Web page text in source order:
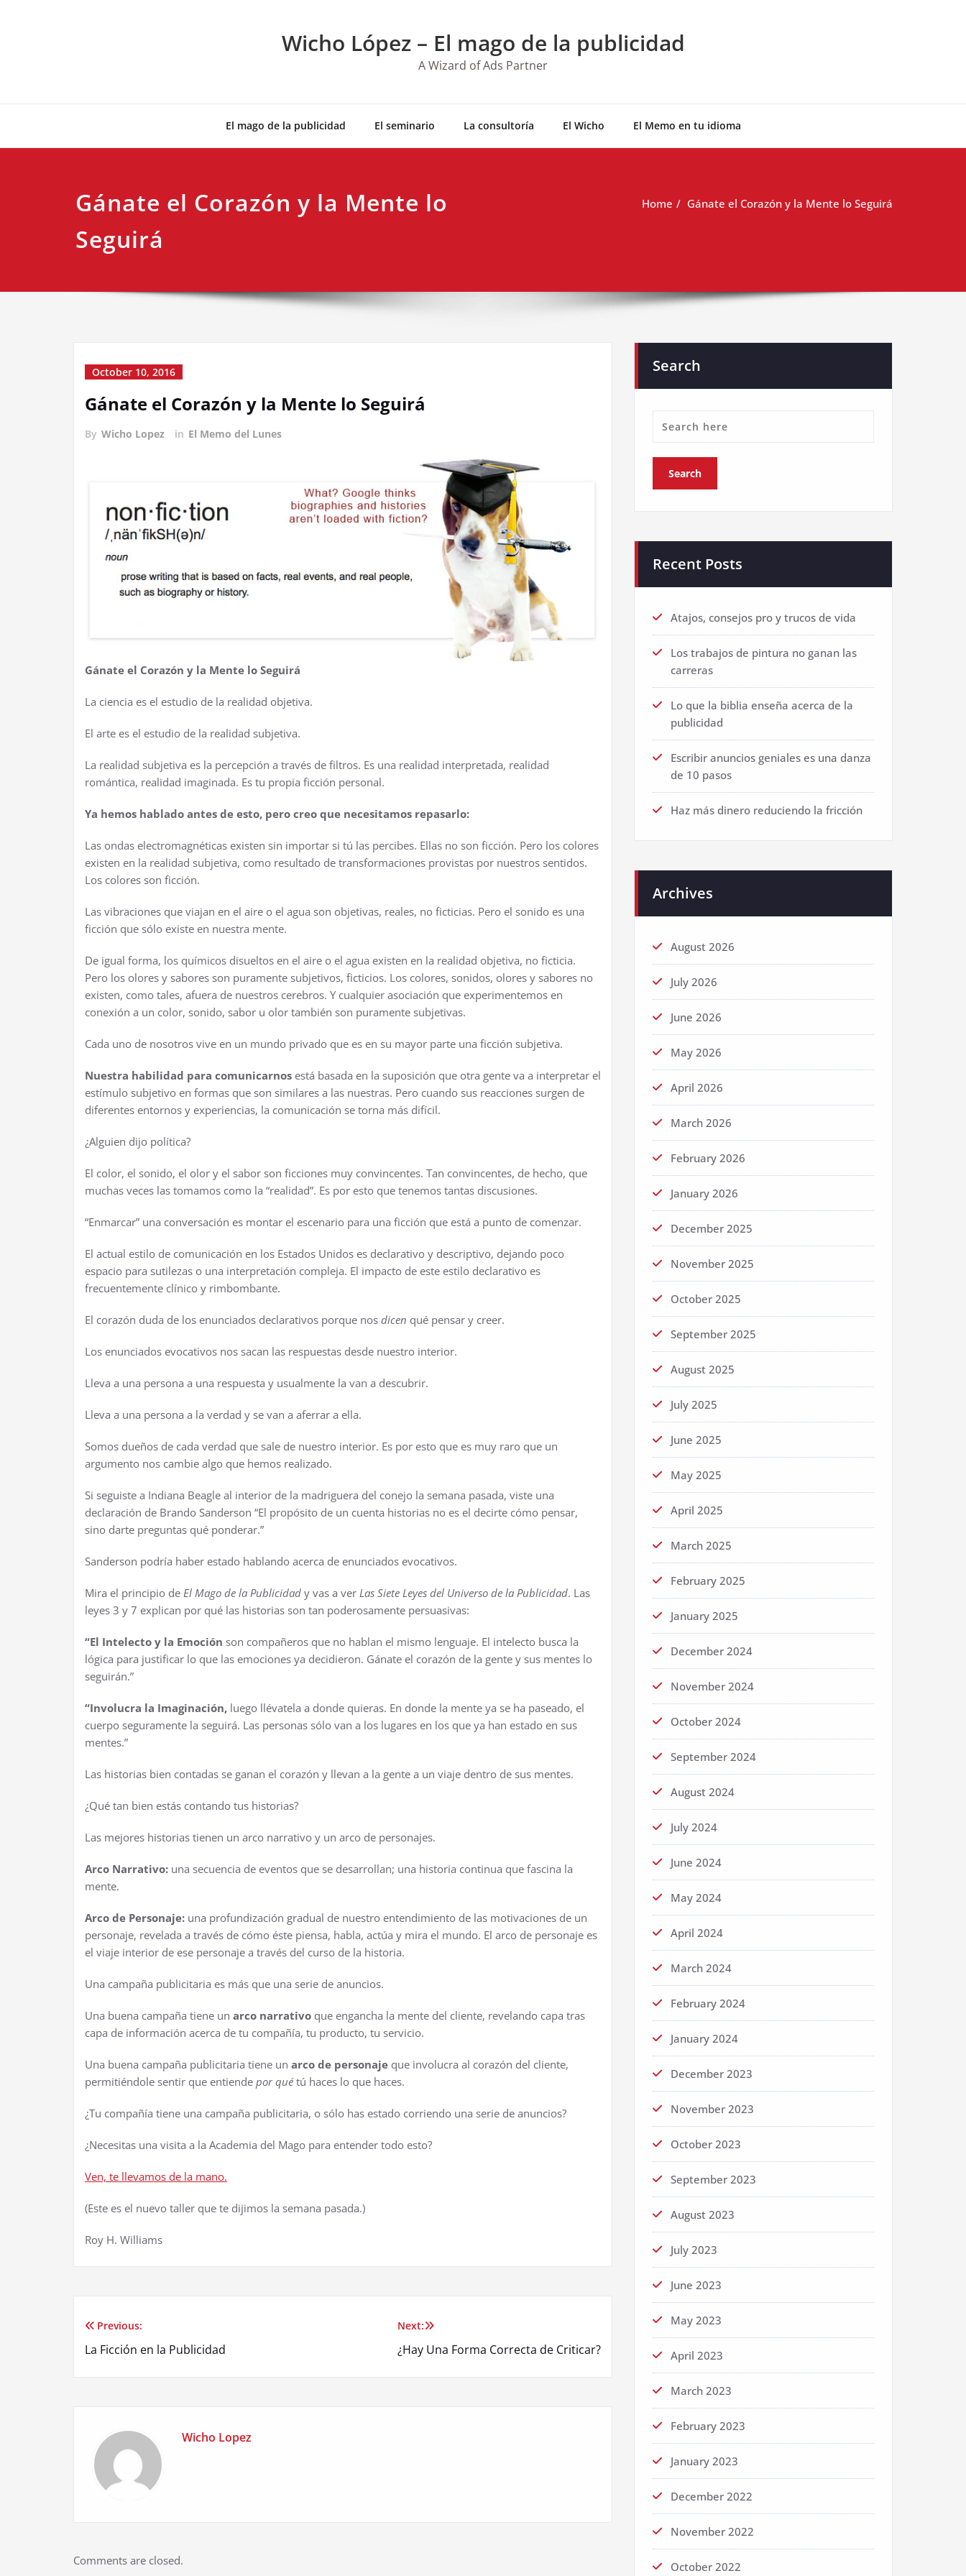
Wicho López – El mago de la publicidad
A Wizard of Ads Partner
El mago de la publicidad El seminario La consultoría El Wicho El Memo en tu idioma
Gánate el Corazón y la Mente lo
Seguirá
Home Gánate el Corazón y la Mente lo Seguirá
October 10, 2016
Gánate el Corazón y la Mente lo Seguirá
By Wicho Lopez in El Memo del Lunes
Gánate el Corazón y la Mente lo Seguirá
La ciencia es el estudio de la realidad objetiva.
El arte es el estudio de la realidad subjetiva.
La realidad subjetiva es la percepción a través de filtros. Es una realidad interpretada, realidad
romántica, realidad imaginada. Es tu propia ficción personal.
Ya hemos hablado antes de esto, pero creo que necesitamos repasarlo:
Las ondas electromagnéticas existen sin importar si tú las percibes. Ellas no son ficción. Pero los colores
existen en la realidad subjetiva, como resultado de transformaciones provistas por nuestros sentidos.
Los colores son ficción.
Las vibraciones que viajan en el aire o el agua son objetivas, reales, no ficticias. Pero el sonido es una
ficción que sólo existe en nuestra mente.
De igual forma, los químicos disueltos en el aire o el agua existen en la realidad objetiva, no ficticia.
Pero los olores y sabores son puramente subjetivos, ficticios. Los colores, sonidos, olores y sabores no
existen, como tales, afuera de nuestros cerebros. Y cualquier asociación que experimentemos en
conexión a un color, sonido, sabor u olor también son puramente subjetivas.
Cada uno de nosotros vive en un mundo privado que es en su mayor parte una ficción subjetiva.
Nuestra habilidad para comunicarnos está basada en la suposición que otra gente va a interpretar el
estímulo subjetivo en formas que son similares a las nuestras. Pero cuando sus reacciones surgen de
diferentes entornos y experiencias, la comunicación se torna más difícil.
¿Alguien dijo política?
El color, el sonido, el olor y el sabor son ficciones muy convincentes. Tan convincentes, de hecho, que
muchas veces las tomamos como la “realidad”. Es por esto que tenemos tantas discusiones.
“Enmarcar” una conversación es montar el escenario para una ficción que está a punto de comenzar.
El actual estilo de comunicación en los Estados Unidos es declarativo y descriptivo, dejando poco
espacio para sutilezas o una interpretación compleja. El impacto de este estilo declarativo es
frecuentemente clínico y rimbombante.
El corazón duda de los enunciados declarativos porque nos dicen qué pensar y creer.
Los enunciados evocativos nos sacan las respuestas desde nuestro interior.
Lleva a una persona a una respuesta y usualmente la van a descubrir.
Lleva a una persona a la verdad y se van a aferrar a ella.
Somos dueños de cada verdad que sale de nuestro interior. Es por esto que es muy raro que un
argumento nos cambie algo que hemos realizado.
Si seguiste a Indiana Beagle al interior de la madriguera del conejo la semana pasada, viste una
declaración de Brando Sanderson “El propósito de un cuenta historias no es el decirte cómo pensar,
sino darte preguntas qué ponderar.”
Sanderson podría haber estado hablando acerca de enunciados evocativos.
Mira el principio de El Mago de la Publicidad y vas a ver Las Siete Leyes del Universo de la Publicidad. Las
leyes 3 y 7 explican por qué las historias son tan poderosamente persuasivas:
“El Intelecto y la Emoción son compañeros que no hablan el mismo lenguaje. El intelecto busca la
lógica para justificar lo que las emociones ya decidieron. Gánate el corazón de la gente y sus mentes lo
seguirán.”
“Involucra la Imaginación, luego llévatela a donde quieras. En donde la mente ya se ha paseado, el
cuerpo seguramente la seguirá. Las personas sólo van a los lugares en los que ya han estado en sus
mentes.”
Las historias bien contadas se ganan el corazón y llevan a la gente a un viaje dentro de sus mentes.
¿Qué tan bien estás contando tus historias?
Las mejores historias tienen un arco narrativo y un arco de personajes.
Arco Narrativo: una secuencia de eventos que se desarrollan; una historia continua que fascina la
mente.
Arco de Personaje: una profundización gradual de nuestro entendimiento de las motivaciones de un
personaje, revelada a través de cómo éste piensa, habla, actúa y mira el mundo. El arco de personaje es
el viaje interior de ese personaje a través del curso de la historia.
Una campaña publicitaria es más que una serie de anuncios.
Una buena campaña tiene un arco narrativo que engancha la mente del cliente, revelando capa tras
capa de información acerca de tu compañía, tu producto, tu servicio.
Una buena campaña publicitaria tiene un arco de personaje que involucra al corazón del cliente,
permitiéndole sentir que entiende por qué tú haces lo que haces.
¿Tu compañía tiene una campaña publicitaria, o sólo has estado corriendo una serie de anuncios?
¿Necesitas una visita a la Academia del Mago para entender todo esto?
Ven, te llevamos de la mano.
(Este es el nuevo taller que te dijimos la semana pasada.)
Roy H. Williams
Post
Previous:
La Ficción en la Publicidad
Next:
¿Hay Una Forma Correcta de Criticar?
Wicho Lopez
Comments are closed.
Search
Recent Posts
Atajos, consejos pro y trucos de vida
Los trabajos de pintura no ganan las
carreras
Lo que la biblia enseña acerca de la
publicidad
Escribir anuncios geniales es una danza
de 10 pasos
Haz más dinero reduciendo la fricción
Archives
August 2026
July 2026
June 2026
May 2026
April 2026
March 2026
February 2026
January 2026
December 2025
November 2025
October 2025
September 2025
August 2025
July 2025
June 2025
May 2025
April 2025
March 2025
February 2025
January 2025
December 2024
November 2024
October 2024
September 2024
August 2024
July 2024
June 2024
May 2024
April 2024
March 2024
February 2024
January 2024
December 2023
November 2023
October 2023
September 2023
August 2023
July 2023
June 2023
May 2023
April 2023
March 2023
February 2023
January 2023
December 2022
November 2022
October 2022